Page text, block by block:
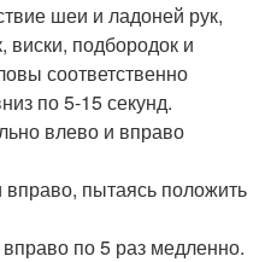
шеи и ладоней рук,
подбородок и
соответственно
по 5-15 секунд.
влево и вправо
пытаясь положить
по 5 раз медленно.